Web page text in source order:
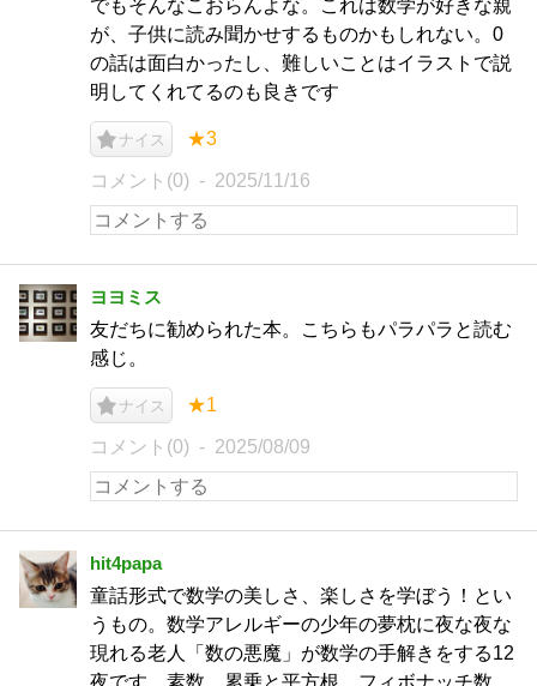
でもそんなこおらんよな。これは数学が好きな親
が、子供に読み聞かせするものかもしれない。0
の話は面白かったし、難しいことはイラストで説
明してくれてるのも良きです
ナイス ★3
コメント(0) 2025/11/16
ヨヨミス
友だちに勧められた本。こちらもパラパラと読む
感じ。
ナイス ★1
コメント(0) 2025/08/09
hit4papa
童話形式で数学の美しさ、楽しさを学ぼう！とい
うもの。数学アレルギーの少年の夢枕に夜な夜な
現れる老人「数の悪魔」が数学の手解きをする12
夜です。素数，累乗と平方根、フィボナッチ数、